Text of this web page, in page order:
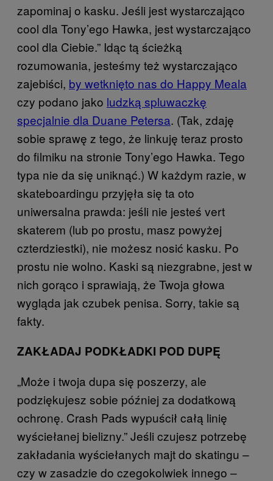
zapominaj o kasku. Jeśli jest wystarczająco
cool dla Tony’ego Hawka, jest wystarczająco
cool dla Ciebie.” Idąc tą ścieżką
rozumowania, jesteśmy też wystarczająco
zajebiści, by wetknięto nas do Happy Meala
czy podano jako ludzką spluwaczkę
specjalnie dla Duane Petersa. (Tak, zdaję
sobie sprawę z tego, że linkuję teraz prosto
do filmiku na stronie Tony’ego Hawka. Tego
typa nie da się uniknąć.) W każdym razie, w
skateboardingu przyjęła się ta oto
uniwersalna prawda: jeśli nie jesteś vert
skaterem (lub po prostu, masz powyżej
czterdziestki), nie możesz nosić kasku. Po
prostu nie wolno. Kaski są niezgrabne, jest w
nich gorąco i sprawiają, że Twoja głowa
wygląda jak czubek penisa. Sorry, takie są
fakty.
ZAKŁADAJ PODKŁADKI POD DUPĘ
„Może i twoja dupa się poszerzy, ale
podziękujesz sobie później za dodatkową
ochronę. Crash Pads wypuścił całą linię
wyściełanej bielizny.” Jeśli czujesz potrzebę
zakładania wyściełanych majt do skatingu –
czy w zasadzie do czegokolwiek innego –